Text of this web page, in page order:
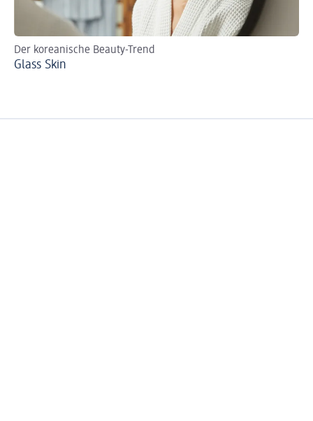
Der koreanische Beauty-Trend
Glass Skin